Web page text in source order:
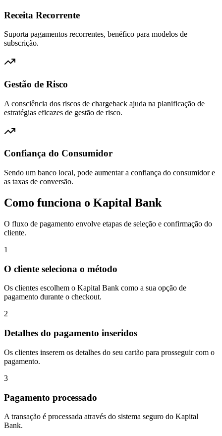
Receita Recorrente
Suporta pagamentos recorrentes, benéfico para modelos de
subscrição.
Gestão de Risco
A consciência dos riscos de chargeback ajuda na planificação de
estratégias eficazes de gestão de risco.
Confiança do Consumidor
Sendo um banco local, pode aumentar a confiança do consumidor e
as taxas de conversão.
Como funciona o Kapital Bank
O fluxo de pagamento envolve etapas de seleção e confirmação do
cliente.
1
O cliente seleciona o método
Os clientes escolhem o Kapital Bank como a sua opção de
pagamento durante o checkout.
2
Detalhes do pagamento inseridos
Os clientes inserem os detalhes do seu cartão para prosseguir com o
pagamento.
3
Pagamento processado
A transação é processada através do sistema seguro do Kapital
Bank.